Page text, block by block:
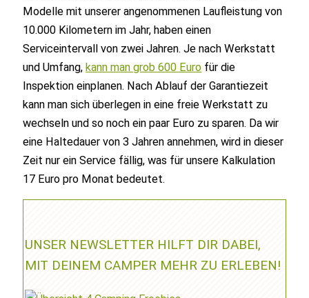
Modelle mit unserer angenommenen Laufleistung von
10.000 Kilometern im Jahr, haben einen
Serviceintervall von zwei Jahren. Je nach Werkstatt
und Umfang,kann man grob 600 Euro für die
Inspektion einplanen. Nach Ablauf der Garantiezeit
kann man sich überlegen in eine freie Werkstatt zu
wechseln und so noch ein paar Euro zu sparen. Da wir
eine Haltedauer von 3 Jahren annehmen, wird in dieser
Zeit nur ein Service fällig, was für unsere Kalkulation
17 Euro pro Monat bedeutet.
UNSER NEWSLETTER HILFT DIR DABEI,
MIT DEINEM CAMPER MEHR ZU ERLEBEN!